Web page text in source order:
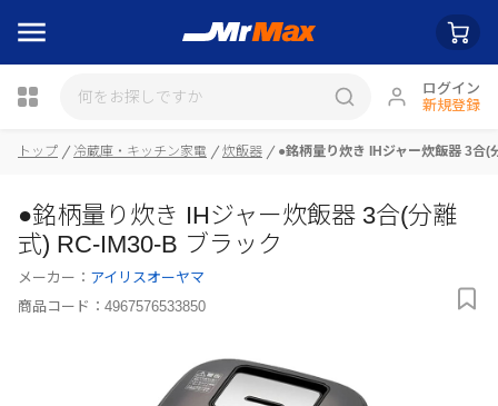
ログイン
新規登録
瓶詰
トップ 冷蔵庫・キッチン家電 炊飯器 ●銘柄量り炊き IHジャー炊飯器 3合
●銘柄量り炊き IHジャー炊飯器 3合(分離
式) RC-IM30-B ブラック
メーカー： アイリスオーヤマ
商品コード： 4967576533850